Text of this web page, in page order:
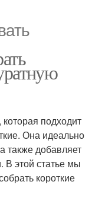
подходит
Она идеально
также добавляет
В этой статье мы
короткие